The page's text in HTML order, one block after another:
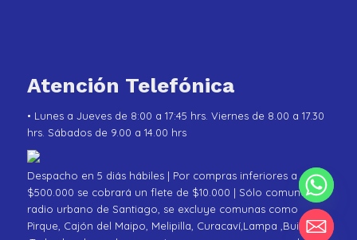
Atención Telefónica
• Lunes a Jueves de 8:00 a 17:45 hrs. Viernes de 8.00 a 17.30
hrs. Sábados de 9.00 a 14.00 hrs
Despacho en 5 diás hábiles | Por compras inferiores a
$500.000 se cobrará un flete de $10.000 | Sólo comunas de
radio urbano de Santiago, se excluye comunas como
Pirque, Cajón del Maipo, Melipilla, Curacaví,Lampa ,Buin